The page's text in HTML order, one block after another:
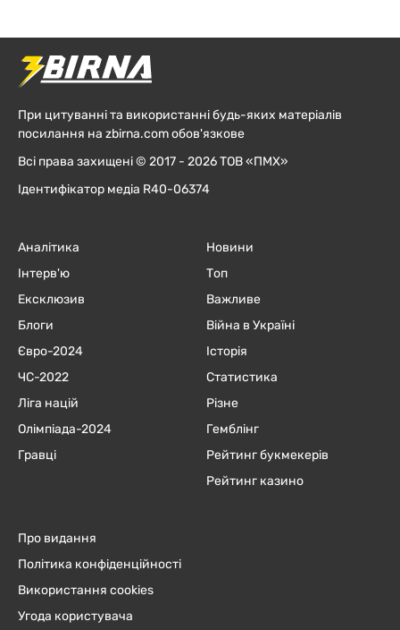
При цитуванні та використанні будь-яких матеріалів
посилання на zbirna.com обов'язкове
Всі права захищені © 2017 - 2026 ТОВ «ПМХ»
Ідентифікатор медіа R40-06374
Аналітика
Інтерв'ю
Ексклюзив
Блоги
Євро-2024
ЧC-2022
Ліга націй
Олімпіада-2024
Гравці
Новини
Топ
Важливе
Війна в Україні
Історія
Статистика
Різне
Гемблінг
Рейтинг букмекерів
Рейтинг казино
Про видання
Політика конфіденційності
Використання cookies
Угода користувача